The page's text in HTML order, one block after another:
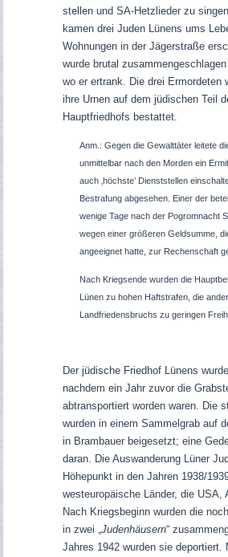
stellen und SA-Hetzlieder zu
kamen drei Juden Lünens ums
Wohnungen in der Jägerstraße
wurde brutal
wo er ertrank. Die drei Ermordeten
ihre Urnen auf dem jüdischen Teil
Hauptfriedhofs bestattet.
Anm.: Gegen die Gewalttäter leitete
unmittelbar nach den Morden ein
auch ‚höchste’ Dienststellen
Bestrafung abgesehen. Einer der
wenige Tage nach der Pogromnacht
wegen einer größeren Geldsumme,
angeeignet hatte, zur Rechenschaft
Nach Kriegsende wurden die
Lünen zu hohen Haftstrafen, die
Landfriedensbruchs zu geringen
Der jüdische Friedhof Lünens
nachdem ein Jahr zuvor die
abtransportiert worden waren. Die
wurden in einem Sammelgrab auf
in Brambauer beigesetzt; eine
daran. Die Auswanderung Lüner
Höhepunkt in den Jahren 1938/
westeuropäische Länder, die USA,
Nach Kriegsbeginn wurden die
in zwei „ Judenhäusern“
Jahres 1942 wurden sie deportiert.